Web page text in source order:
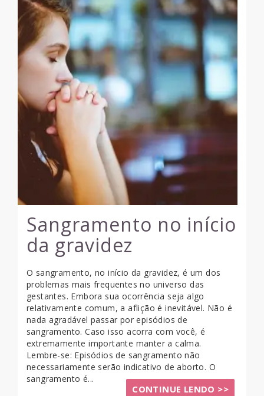
Sangramento no início
da gravidez
O sangramento, no início da gravidez, é um dos
problemas mais frequentes no universo das
gestantes. Embora sua ocorrência seja algo
relativamente comum, a aflição é inevitável. Não é
nada agradável passar por episódios de
sangramento. Caso isso acorra com você, é
extremamente importante manter a calma.
Lembre-se: Episódios de sangramento não
necessariamente serão indicativo de aborto. O
sangramento é...
CONTINUE LENDO >>